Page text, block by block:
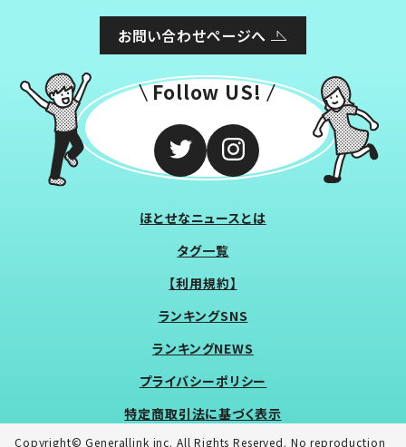
お問い合わせページへ
Follow US!
ほとせなニュースとは
タグ一覧
【利用規約】
ランキングSNS
ランキングNEWS
プライバシーポリシー
特定商取引法に基づく表示
Copyright© Generallink inc. All Rights Reserved. No reproduction